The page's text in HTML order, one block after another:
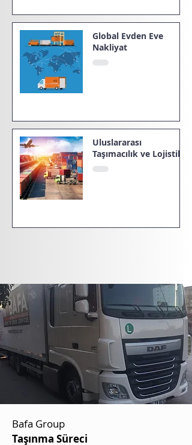
Global Evden Eve
Nakliyat
Uluslararası
Taşımacılık ve Lojistik
Bafa Group
Taşınma Süreci